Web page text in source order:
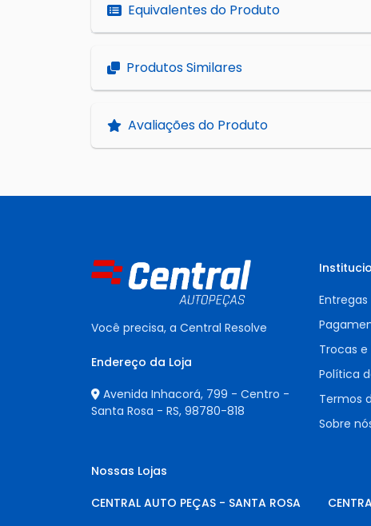
Equivalentes do Produto
Produtos Similares
Avaliações do Produto
Você precisa, a Central Resolve
Endereço da Loja
Avenida Inhacorá, 799 - Centro -
Santa Rosa - RS, 98780-818
Entregas
Trocas
Política
Termos
Sobre
Nossas Lojas
CENTRAL AUTO PEÇAS - SANTA ROSA